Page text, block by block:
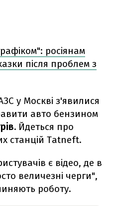
росіянам
після проблем з
у Москві з'явилися
авто бензином
Йдеться про
станцій Tatneft.
є відео, де в
величезні черги",
роботу.